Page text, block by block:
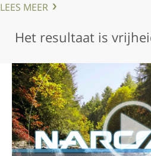
LEES MEER
Het resultaat is